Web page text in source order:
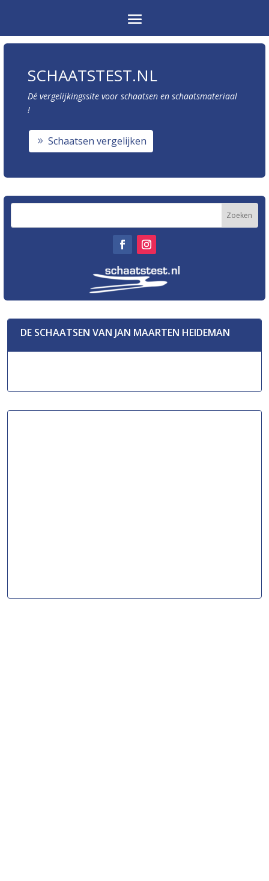
SCHAATSTEST.NL
Dé vergelijkingssite voor schaatsen en schaatsmateriaal
!
Schaatsen vergelijken
DE SCHAATSEN VAN JAN MAARTEN HEIDEMAN